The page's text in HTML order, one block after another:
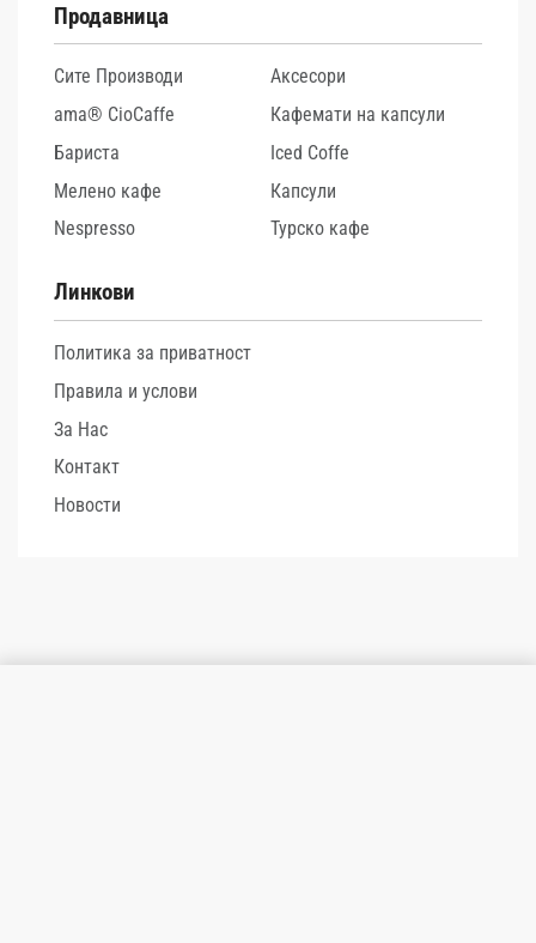
Продавница
Сите Производи
Аксесори
ama® CioCaffe
Кафемати на капсули
Бариста
Iced Coffe
Мелено кафе
Капсули
Nespresso
Турско кафе
Линкови
Политика за приватност
Правила и услови
За Нас
Контакт
Новости